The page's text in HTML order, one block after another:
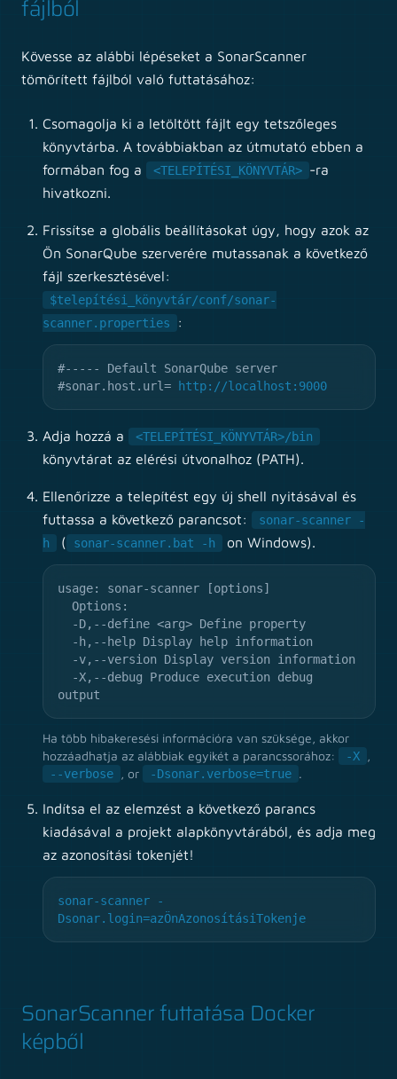
fájlból
Kövesse az alábbi lépéseket a SonarScanner
tömörített fájlból való futtatásához:
Csomagolja ki a letöltött fájlt egy tetszőleges
könyvtárba. A továbbiakban az útmutató ebben a
formában fog a
<TELEPÍTÉSI_KÖNYVTÁR> -ra
hivatkozni.
Frissítse a globális beállításokat úgy, hogy azok az
Ön SonarQube szerverére mutassanak a következő
fájl szerkesztésével:
$telepítési_könyvtár/conf/sonar-
scanner.properties
:
#----- Default SonarQube server
#sonar.host.url=
http://localhost:9000
Adja hozzá a <TELEPÍTÉSI_KÖNYVTÁR>/bin
könyvtárat az elérési útvonalhoz (PATH).
Ellenőrizze a telepítést egy új shell nyitásával és
futtassa a következő parancsot:
sonar-scanner -
h
( sonar-scanner.bat -h on Windows).
usage: sonar-scanner [options]
Options:
-D,--define <arg> Define property
-h,--help Display help information
-v,--version Display version information
-X,--debug Produce execution debug
output
Ha több hibakeresési információra van szüksége, akkor
hozzáadhatja az alábbiak egyikét a parancssorához:
-X ,
--verbose , or -Dsonar.verbose=true .
Indítsa el az elemzést a következő parancs
kiadásával a projekt alapkönyvtárából, és adja meg
az azonosítási tokenjét!
sonar-scanner -
Dsonar.login=azÖnAzonosításiTokenje
SonarScanner futtatása Docker
képből